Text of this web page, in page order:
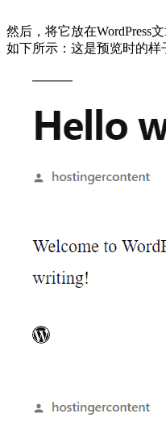
然后，将它放在WordPress
如下所示：这是预览时的样